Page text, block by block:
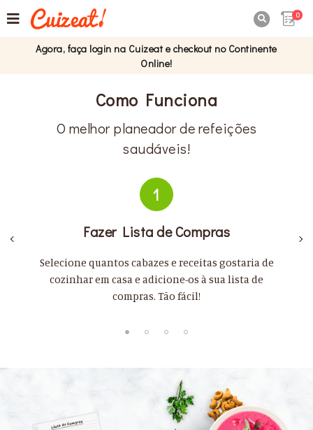
0
Agora, faça login na Cuizeat e checkout no Continente
Online!
Como Funciona
O melhor planeador de refeições
saudáveis!
1
Fazer Lista de Compras
Selecione quantos cabazes e receitas gostaria de
cozinhar em casa e adicione-os à sua lista de
compras. Tão fácil!